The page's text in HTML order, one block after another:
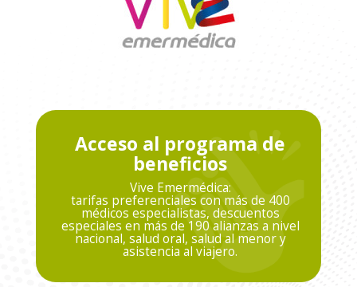
Acceso al programa de
beneficios
Vive Emermédica:
tarifas preferenciales con más de 400
médicos especialistas, descuentos
especiales en más de 190 alianzas a nivel
nacional, salud oral, salud al menor y
asistencia al viajero.